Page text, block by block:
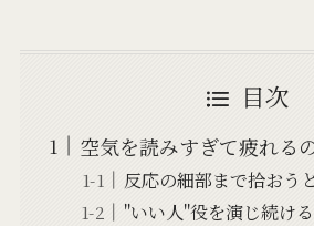
目次
空気を読みすぎて疲れる
反応の細部まで拾おう
"いい人"役を演じ続け